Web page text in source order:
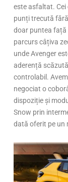
este asfaltat. Cei
punți trecută
doar puntea față
parcurs câțiva
unde Avenger
aderență
controlabil.
negociat o
dispoziție și
Snow prin
dată oferit pe un